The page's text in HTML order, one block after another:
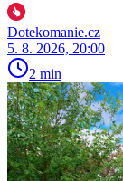
Dotekomanie.cz
5. 8. 2026, 20:00
2 min